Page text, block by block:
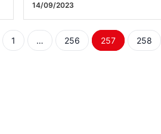
14/09/2023
1 … 256 257 258